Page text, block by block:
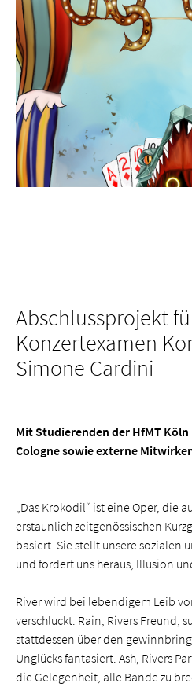
Abschlussprojekt
Konzertexamen
Simone Cardini
Mit Studierenden der HfMT Köln
Cologne sowie externe
„Das Krokodil“ ist eine Oper, die
erstaunlich zeitgenössischen
basiert. Sie stellt unsere sozialen
und fordert uns heraus, Illusion
River wird bei lebendigem Leib
verschluckt. Rain, Rivers Freund,
stattdessen über den
Unglücks fantasiert. Ash, Rivers
die Gelegenheit, alle Bande zu